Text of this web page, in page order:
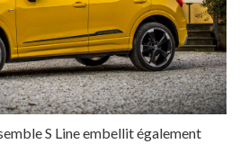
S Line embellit également